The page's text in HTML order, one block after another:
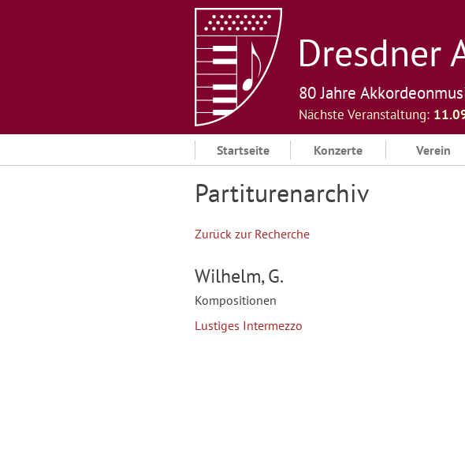
Dresdner
80 Jahre
Nächste Veranstaltung:
Startseite Konzerte Verein
Partiturenarchiv
Zurück zur Recherche
Wilhelm, G.
Kompositionen
Lustiges Intermezzo